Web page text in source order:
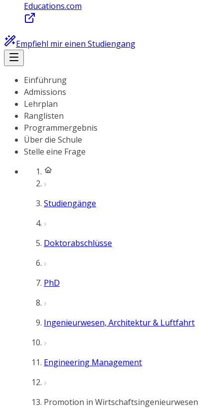
Educations.com
Empfiehl mir einen Studiengang
Einführung
Admissions
Lehrplan
Ranglisten
Programmergebnis
Über die Schule
Stelle eine Frage
Studiengänge
Doktorabschlüsse
PhD
Ingenieurwesen, Architektur & Luftfahrt
Engineering Management
Promotion in Wirtschaftsingenieurwesen